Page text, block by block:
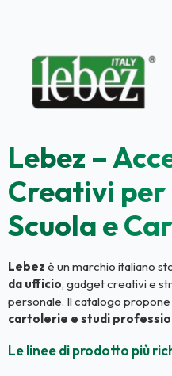
Lebez –
Creativi
Scuola e
Lebez è un marchio italiano
da ufficio, gadget creativi e
personale. Il catalogo
cartolerie e studi
Le linee di prodotto più